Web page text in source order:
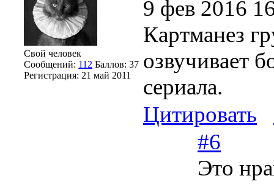
Свой человек
Сообщений: 112 Баллов: 37
Регистрация: 21 май 2011
9 фев 2016
Картманез
озвучивает
сериала.
Цитировать
#6
Это